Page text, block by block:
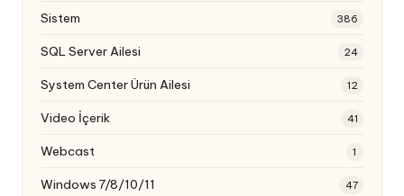
Sistem 386
SQL Server Ailesi 24
System Center Ürün Ailesi 12
Video İçerik 41
Webcast 1
Windows 7/8/10/11 47